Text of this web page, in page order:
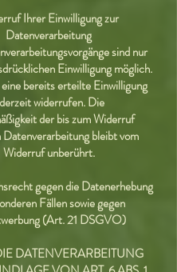
Ihrer Einwilligung zur
Datenverarbeitung
sind nur
Einwilligung möglich.
eine bereits erteilte Einwilligung
widerrufen. Die
der bis zum Widerruf
bleibt vom
Widerruf unberührt.
gegen die Datenerhebung
Fällen sowie gegen
(Art. 21 DSGVO)
DATENVERARBEITUNG